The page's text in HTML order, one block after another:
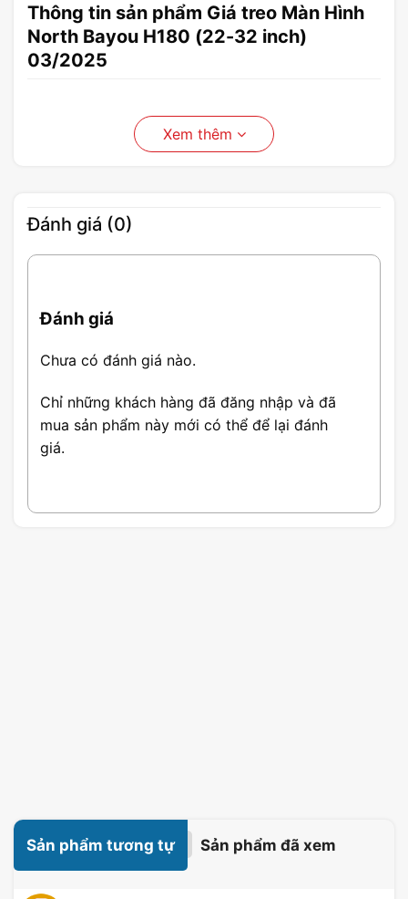
Thông tin sản phẩm Giá treo Màn Hình
North Bayou H180 (22-32 inch)
03/2025
Xem thêm
Đánh giá (0)
Đánh giá
Chưa có đánh giá nào.
Chỉ những khách hàng đã đăng nhập và đã
mua sản phẩm này mới có thể để lại đánh
giá.
Sản phẩm tương tự Sản phẩm đã xem